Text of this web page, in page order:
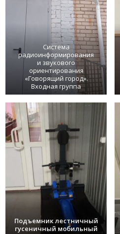
Система
радиоинформирования
и звукового
ориентирования
«Говорящий город».
Входная группа
Подъемник лестничный
гусеничный мобильный